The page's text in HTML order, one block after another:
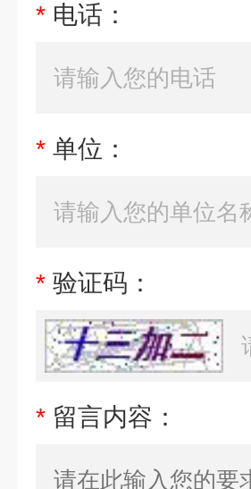
* 电话：
* 单位：
* 验证码：
* 留言内容：